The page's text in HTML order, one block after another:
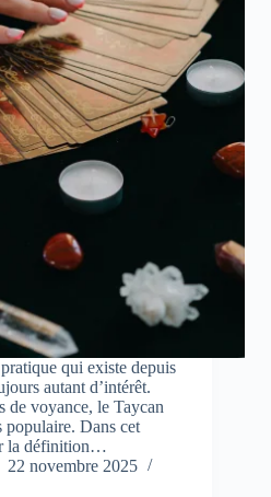
qui existe depuis
autant d’intérêt.
de voyance, le Taycan
populaire. Dans cet
la définition…
22 novembre 2025